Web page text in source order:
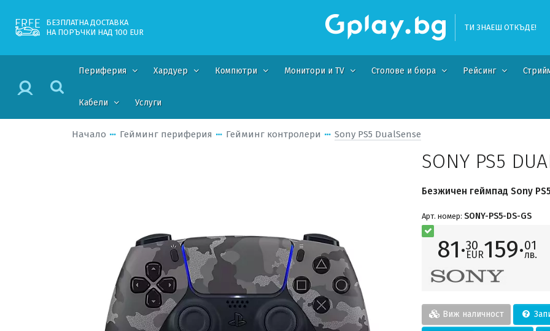
БЕЗПЛАТНА ДОСТАВКА
НА ПОРЪЧКИ НАД 100 EUR
ТИ ЗНАЕШ ОТКЪДЕ!
Периферия Хардуер Компютри Монитори и TV Столове и бюра Рейсинг
Кабели Услуги
Начало Гейминг периферия Гейминг контролери Sony PS5 DualSense
SONY PS5
Безжичен геймпад Sony
Арт. номер: SONY-PS5-DS-GS
81·30
EUR159·01
лв.
Виж наличност